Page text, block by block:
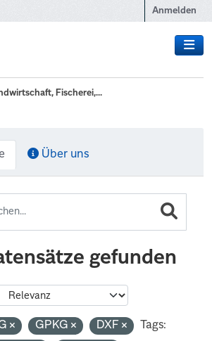
Anmelden
Fischerei,...
Über uns
gefunden
GPKG DXF
Tags: